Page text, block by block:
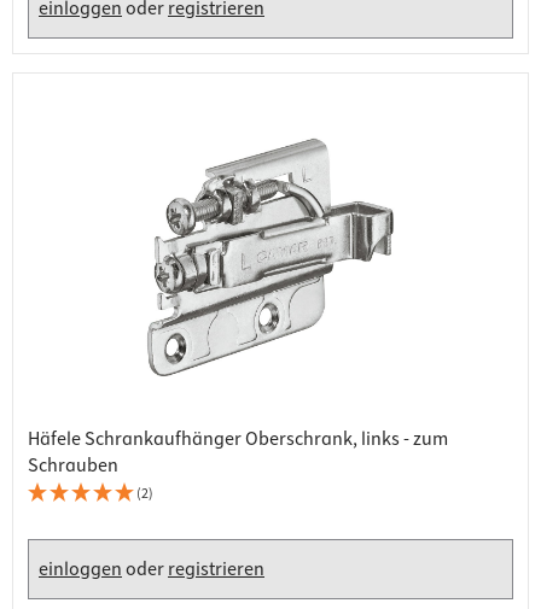
einloggenoderregistrieren
Häfele Schrankaufhänger Oberschrank, links - zum
Schrauben
(2)
einloggenoderregistrieren